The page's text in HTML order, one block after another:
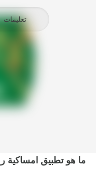
تعليمات
مع اقتراب الشهر
كم باقي على
بدقة حسب
– امساكية رمضان 2026
عدّ تنازلي
للإمساك والإفطار،
تساعدك على تنظيم
ما هو تطبيق امساكية